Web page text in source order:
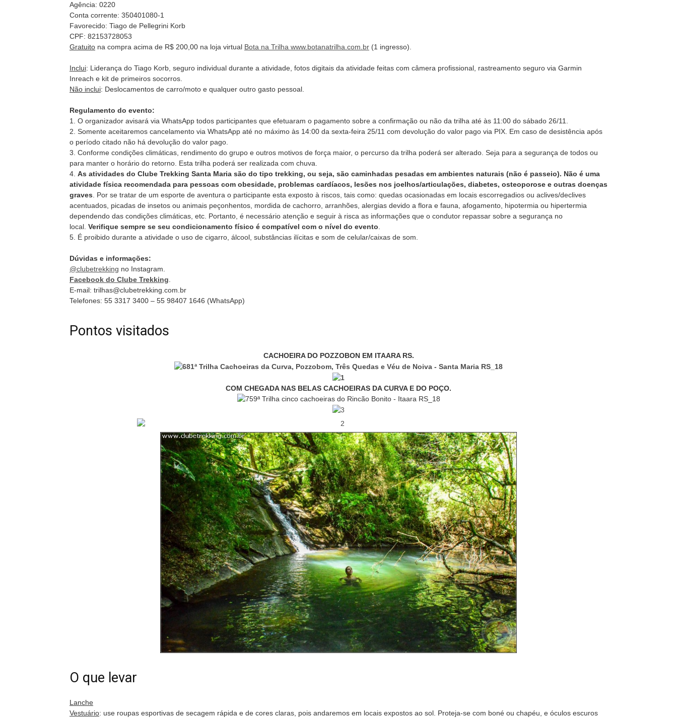
Agência: 0220
Conta corrente: 350401080-1
Favorecido: Tiago de Pellegrini Korb
CPF: 82153728053
Gratuito na compra acima de R$ 200,00 na loja virtual Bota na Trilha www.botanatrilha.com.br (1 ingresso).
Inclui: Liderança do Tiago Korb, seguro individual durante a atividade, fotos digitais da atividade feitas com câmera profissional, rastreamento seguro via Garmin
Inreach e kit de primeiros socorros.
Não inclui: Deslocamentos de carro/moto e qualquer outro gasto pessoal.
Regulamento do evento:
1. O organizador avisará via WhatsApp todos participantes que efetuaram o pagamento sobre a confirmação ou não da trilha até às 11:00 do sábado 26/11.
2. Somente aceitaremos cancelamento via WhatsApp até no máximo às 14:00 da sexta-feira 25/11 com devolução do valor pago via PIX. Em caso de desistência após
o período citado não há devolução do valor pago.
3. Conforme condições climáticas, rendimento do grupo e outros motivos de força maior, o percurso da trilha poderá ser alterado. Seja para a segurança de todos ou
para manter o horário do retorno. Esta trilha poderá ser realizada com chuva.
4. As atividades do Clube Trekking Santa Maria são do tipo trekking, ou seja, são caminhadas pesadas em ambientes naturais (não é passeio). Não é uma
atividade física recomendada para pessoas com obesidade, problemas cardíacos, lesões nos joelhos/articulações, diabetes, osteoporose e outras doenças
graves . Por se tratar de um esporte de aventura o participante esta exposto à riscos, tais como: quedas ocasionadas em locais escorregadios ou aclives/declives
acentuados, picadas de insetos ou animais peçonhentos, mordida de cachorro, arranhões, alergias devido a flora e fauna, afogamento, hipotermia ou hipertermia
dependendo das condições climáticas, etc. Portanto, é necessário atenção e seguir à risca as informações que o condutor repassar sobre a segurança no
local. Verifique sempre se seu condicionamento físico é compatível com o nível do evento
5. É proibido durante a atividade o uso de cigarro, álcool, substâncias ilícitas e som de celular/caixas de som.
Dúvidas e informações:
@clubetrekking no Instagram.
Facebook do Clube Trekking
E-mail: trilhas@clubetrekking.com.br
Telefones: 55 3317 3400 – 55 98407 1646 (WhatsApp)
Pontos visitados
CACHOEIRA DO POZZOBON EM ITAARA RS.
COM CHEGADA NAS BELAS CACHOEIRAS DA CURVA E DO POÇO.
O que levar
Lanche
Vestuário: use roupas esportivas de secagem rápida e de cores claras, pois andaremos em locais expostos ao sol. Proteja-se com boné ou chapéu, e óculos escuros